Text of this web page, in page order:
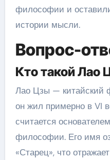
философии и
истории мысли.
Вопрос-
Кто такой Лао
Лао Цзы — китайский
он жил примерно в VI
считается
философии. Его имя
«Старец», что